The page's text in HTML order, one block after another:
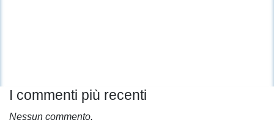
I commenti più recenti
Nessun commento.